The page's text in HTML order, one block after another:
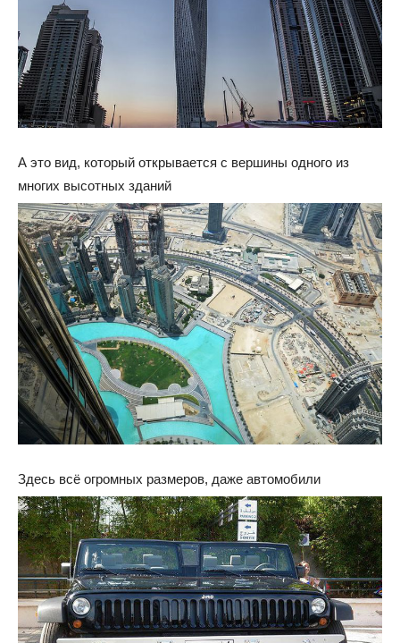
А это вид, который открывается с вершины одного из
многих высотных зданий
Здесь всё огромных размеров, даже автомобили